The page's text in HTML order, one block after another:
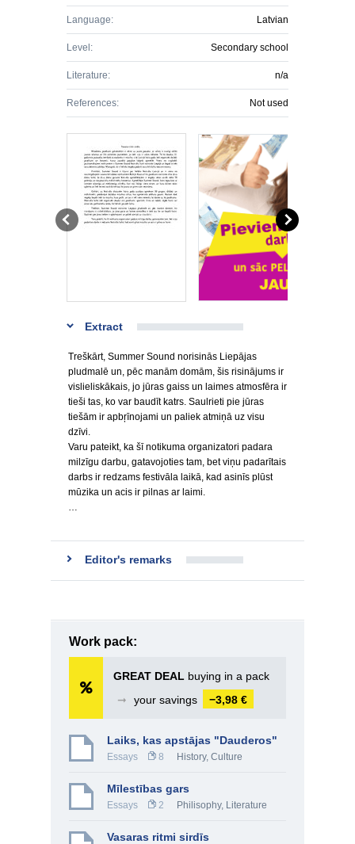
Language: Latvian
Level: Secondary school
Literature: n/a
References: Not used
Extract
Treškārt, Summer Sound norisinās Liepājas
pludmalē un, pēc manām domām, šis risinājums ir
vislieliskākais, jo jūras gaiss un laimes atmosfēra ir
tieši tas, ko var baudīt katrs. Saulrieti pie jūras
tiešām ir apbŗīnojami un paliek atmiņā uz visu
dzīvi.
Varu pateikt, ka šī notikuma organizatori padara
milzīgu darbu, gatavojoties tam, bet viņu padarītais
darbs ir redzams festivāla laikā, kad asinīs plūst
mūzika un acis ir pilnas ar laimi.
…
Editor's remarks
Work pack:
GREAT DEAL buying in a pack
➞
your savings −3,98 €
Laiks, kas apstājas "Dauderos"
Essays 8 History, Culture
Mīlestības gars
Essays 2 Philisophy, Literature
Vasaras ritmi sirdīs